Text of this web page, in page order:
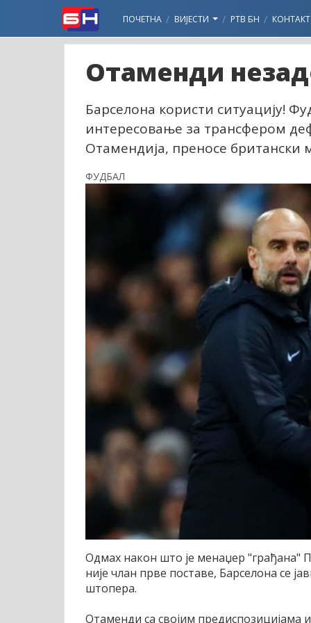
ПОЧЕТНА ВИЈЕСТИ РТВ БН КОНТАКТ
Отаменди
Барселона користи ситуацију!
интересовање за трансфером
Отамендија, преносе британски
ФУДБАЛ
Одмах након што је менаџер "грађана"
није члан прве поставе, Барселона се
штопера.
Отаменди са својим предиспозицијама